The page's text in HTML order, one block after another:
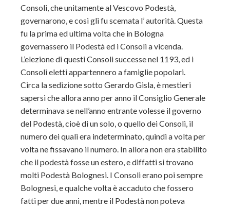
Consoli, che unitamente al Vescovo Podestà,
governarono, e così gli fu scemata l’ autorità. Questa
fu la prima ed ultima volta che in Bologna
governassero il Podestà ed i Consoli a vicenda.
L’elezione di questi Consoli successe nel 1193, ed i
Consoli eletti appartennero a famiglie popolari.
Circa la sedizione sotto Gerardo Gisla, è mestieri
sapersi che allora anno per anno il Consiglio Generale
determinava se nell’anno entrante volesse il governo
del Podestà, cioè di un solo, o quello dei Consoli, il
numero dei quali era indeterminato, quindi a volta per
volta ne fissavano il numero. In allora non era stabilito
che il podestà fosse un estero, e diffatti si trovano
molti Podestà Bolognesi. I Consoli erano poi sempre
Bolognesi, e qualche volta è accaduto che fossero
fatti per due anni, mentre il Podestà non poteva